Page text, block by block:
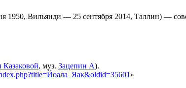
1950, Вильянди — 25 сентября 2014, Таллин) —
, муз. Зацепин А).
»